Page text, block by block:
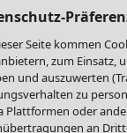
Seite kommen
zum Einsatz,
und auszuwerten
zu
Plattformen oder
an